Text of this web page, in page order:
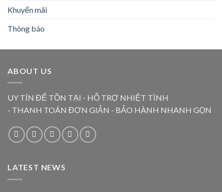
Khuyến mãi
Thông báo
ABOUT US
UY TÍN ĐỂ TỒN TẠI - HỖ TRỢ NHIỆT TÌNH
- THANH TOÁN ĐƠN GIẢN - BẢO HÀNH NHANH GỌN
LATEST NEWS